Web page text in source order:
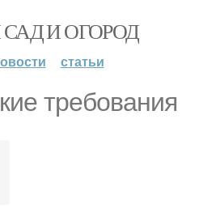
И ОГОРОД
статьи
требования